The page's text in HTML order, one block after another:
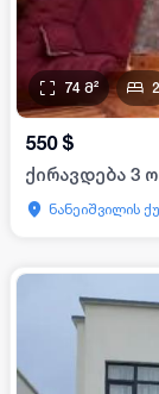
74 მ² 2
550 $
ქირავდება 3
ნანეიშვილის